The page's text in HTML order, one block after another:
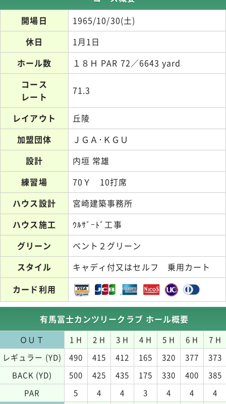
開場日
1965/10/30(土)
休日
1月1日
ホール数
１８Ｈ PAR 72／6643 yard
コース
レート
71.3
レイアウト
丘陵
加盟団体
ＪＧＡ･ＫＧＵ
設計
内垣 常雄
練習場
70Ｙ 10打席
ハウス設計
宮崎建築事務所
ハウス施工
ｳﾙｻﾞｰﾄﾞ工事
グリーン
ベント２グリーン
スタイル
キャディ付又はセルフ 乗用カート
カード利用
有馬冨士カンツリークラブ ホール概要
ＯＵＴ 1 H 2 H 3 H 4 H 5 H 6 H
7 H
レギュラー (YD)
490 415 412 165 320 377
373
BACK (YD)
500 425 435 175 330 400
385
PAR
5 4 4 3 4 4
4